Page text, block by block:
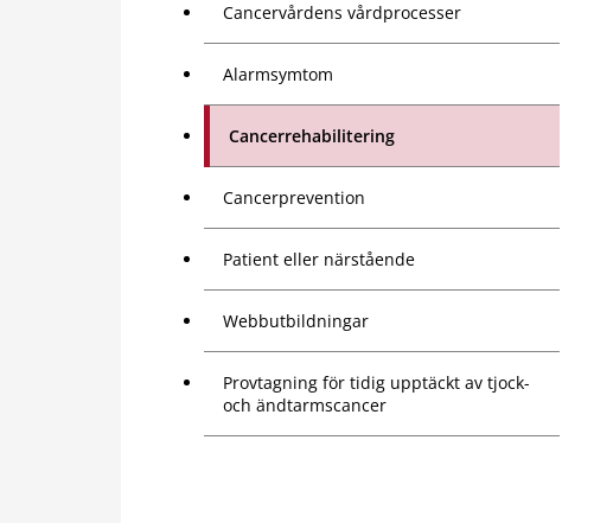
Cancervårdens vårdprocesser
Alarmsymtom
Cancerrehabilitering
Cancerprevention
Patient eller närstående
Webbutbildningar
Provtagning för tidig upptäckt av tjock-
och ändtarmscancer